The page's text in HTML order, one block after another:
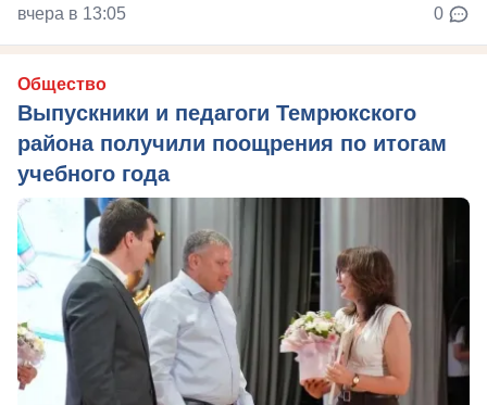
вчера в 13:05 0
Общество
Выпускники и педагоги Темрюкского
района получили поощрения по итогам
учебного года